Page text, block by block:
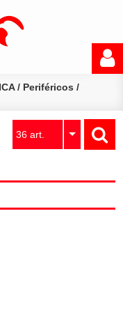
/ Periféricos /
36 art.